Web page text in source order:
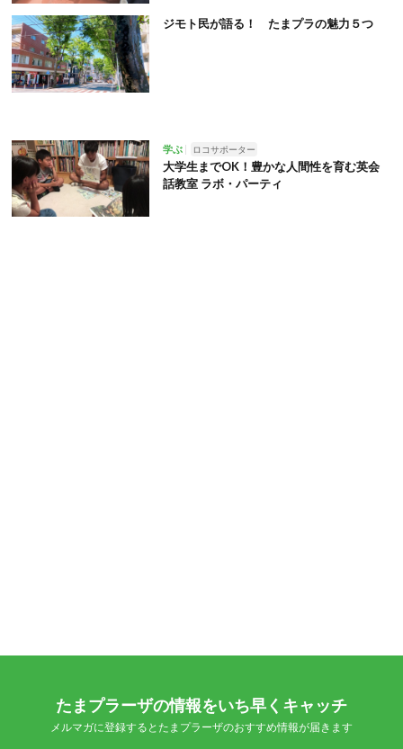
ジモト民が語る！ たまプラの魅力５つ
学ぶ ロコサポーター
大学生までOK！豊かな人間性を育む英会
話教室 ラボ・パーティ
たまプラーザの情報をいち早くキャッチ
メルマガに登録するとたまプラーザのおすすめ情報が届きます